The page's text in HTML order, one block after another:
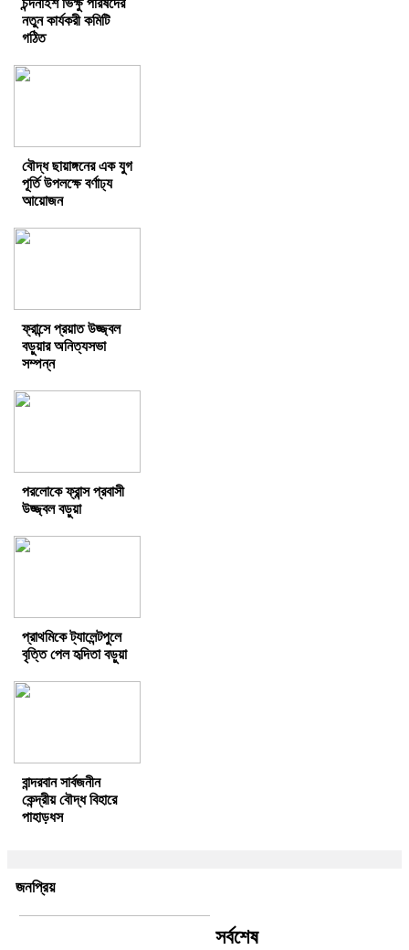
চন্দনাইশ ভিক্ষু পরিষদের
নতুন কার্যকরী কমিটি
গঠিত
বৌদ্ধ ছায়াঙ্গনের এক যুগ
পূর্তি উপলক্ষে বর্ণাঢ্য
আয়োজন
ফ্রান্সে প্রয়াত উজ্জ্বল
বড়ুয়ার অনিত্যসভা
সম্পন্ন
পরলোকে ফ্রান্স প্রবাসী
উজ্জ্বল বড়ুয়া
প্রাথমিকে ট্যালেন্টপুলে
বৃত্তি পেল হৃদিতা বড়ুয়া
বান্দরবান সার্বজনীন
কেন্দ্রীয় বৌদ্ধ বিহারে
পাহাড়ধস
জনপ্রিয়
সর্বশেষ